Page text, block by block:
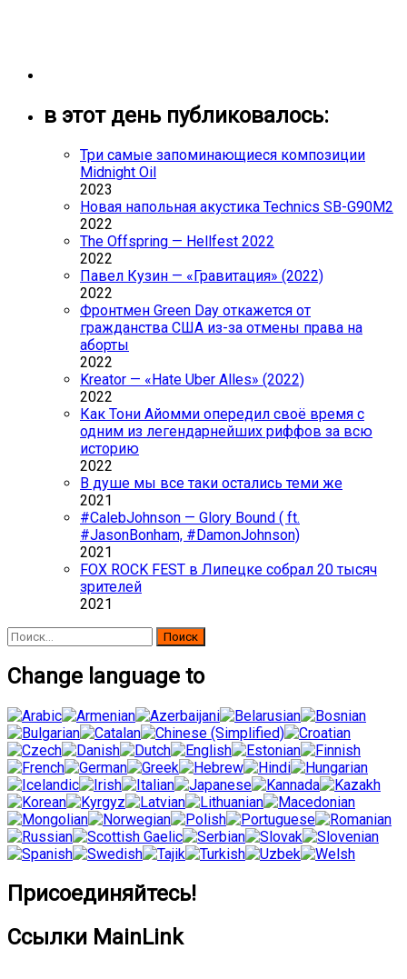
в этот день публиковалось:
Три самые запоминающиеся композиции
Midnight Oil
2023
Новая напольная акустика Technics SB-G90M2
2022
The Offspring — Hellfest 2022
2022
Павел Кузин — «Гравитация» (2022)
2022
Фронтмен Green Day откажется от
гражданства США из-за отмены права на
аборты
2022
Kreator — «Hate Uber Alles» (2022)
2022
Как Тони Айомми опередил своё время с
одним из легендарнейших риффов за всю
историю
2022
В душе мы все таки остались теми же
2021
#CalebJohnson — Glory Bound ( ft.
#JasonBonham, #DamonJohnson)
2021
FOX ROCK FEST в Липецке собрал 20 тысяч
зрителей
2021
Найти:
Change language to
Присоединяйтесь!
Ссылки MainLink